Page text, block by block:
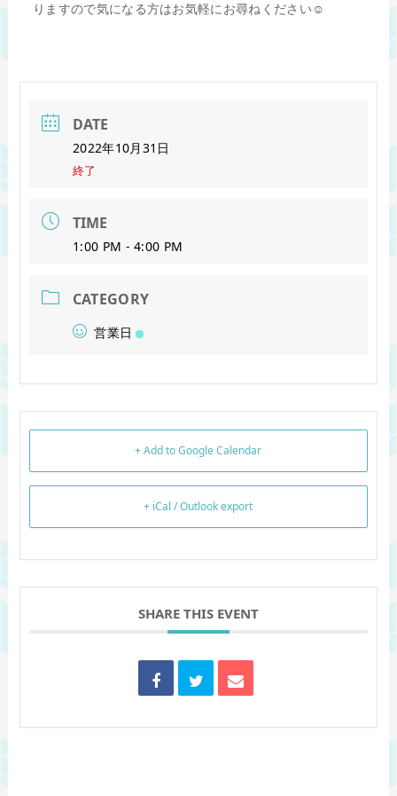
りますので気になる方はお気軽にお尋ねください☺️
DATE
2022年10月31日
終了
TIME
1:00 PM - 4:00 PM
CATEGORY
営業日
+ Add to Google Calendar
+ iCal / Outlook export
SHARE THIS EVENT